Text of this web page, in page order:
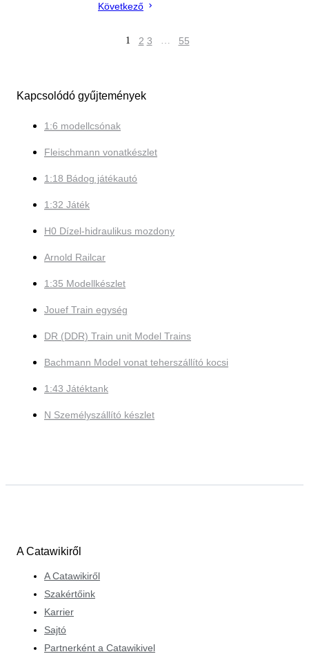
Következő
1 2 3 … 55
Kapcsolódó gyűjtemények
1:6 modellcsónak
Fleischmann vonatkészlet
1:18 Bádog játékautó
1:32 Játék
H0 Dízel-hidraulikus mozdony
Arnold Railcar
1:35 Modellkészlet
Jouef Train egység
DR (DDR) Train unit Model Trains
Bachmann Model vonat teherszállító kocsi
1:43 Játéktank
N Személyszállító készlet
A Catawikiről
A Catawikiről
Szakértőink
Karrier
Sajtó
Partnerként a Catawikivel